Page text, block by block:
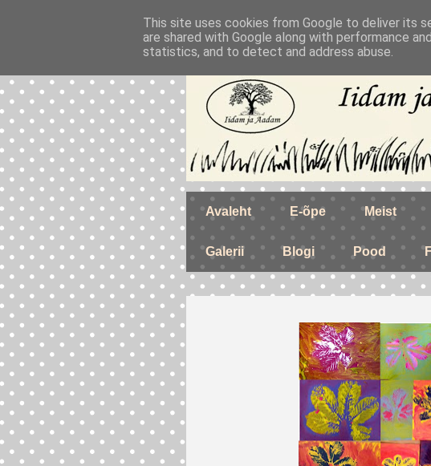
Avaleht E-õpe Meist
Galerii Blogi Pood
This site uses cookies from Google to deliver its
are shared with Google along with performance
statistics, and to detect and address abuse.